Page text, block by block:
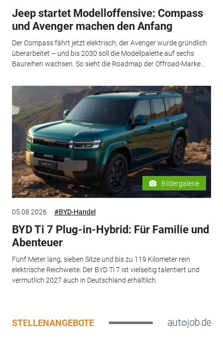
Jeep startet Modelloffensive: Compass
und Avenger machen den Anfang
Der Compass fährt jetzt elektrisch, der Avenger wurde gründlich
überarbeitet – und bis 2030 soll die Modellpalette auf sechs
Baureihen wachsen. So sieht die Roadmap der Offroad-Marke...
Bildergalerie
05.08.2026 #BYD-Handel
BYD Ti 7 Plug-in-Hybrid: Für Familie und
Abenteuer
Fünf Meter lang, sieben Sitze und bis zu 119 Kilometer rein
elektrische Reichweite: Der BYD Ti 7 ist vielseitig talentiert und
vermutlich 2027 auch in Deutschland erhältlich.
STELLENANGEBOTE